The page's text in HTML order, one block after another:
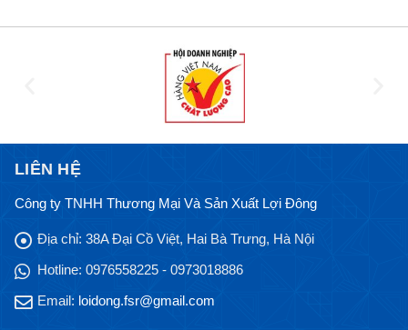
LIÊN HỆ
Công ty TNHH Thương Mại Và Sản Xuất Lợi Đông
Địa chỉ: 38A Đại Cồ Việt, Hai Bà Trưng, Hà Nội
Hotline: 0976558225 - 0973018886
Email: loidong.fsr@gmail.com